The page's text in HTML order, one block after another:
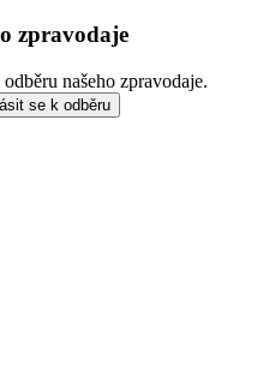
zpravodaje
našeho zpravodaje.
se k odběru